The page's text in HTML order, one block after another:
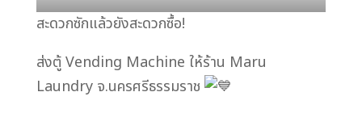
สะดวกซักแล้วยังสะดวกซื้อ!
ส่งตู้ Vending Machine ให้ร้าน Maru
Laundry จ.นครศรีธรรมราช